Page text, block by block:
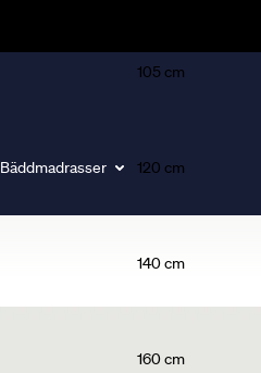
Bäddmadrasser
105 cm
120 cm
140 cm
160 cm